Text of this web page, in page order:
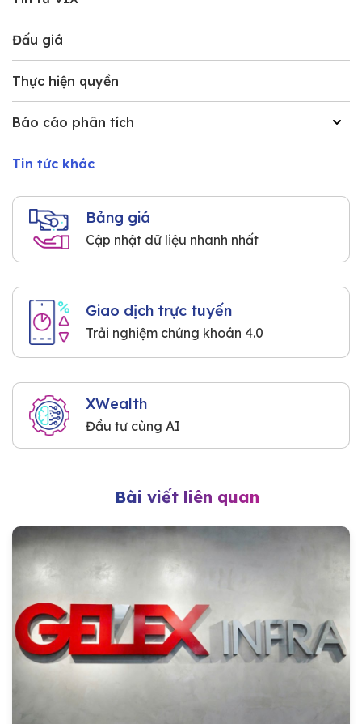
Đấu giá
Thực hiện quyền
Báo cáo phân tích
Tin tức khác
Bảng giá
Cập nhật dữ liệu nhanh nhất
Giao dịch trực tuyến
Trải nghiệm chứng khoán 4.0
XWealth
Đầu tư cùng AI
Bài viết liên quan